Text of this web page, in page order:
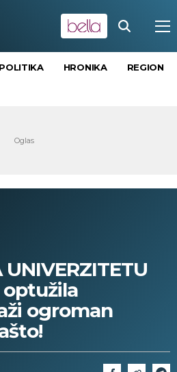
POLITIKA HRONIKA REGION
ogroman